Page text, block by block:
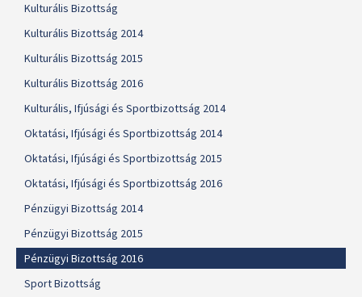
Kulturális Bizottság
Kulturális Bizottság 2014
Kulturális Bizottság 2015
Kulturális Bizottság 2016
Kulturális, Ifjúsági és Sportbizottság 2014
Oktatási, Ifjúsági és Sportbizottság 2014
Oktatási, Ifjúsági és Sportbizottság 2015
Oktatási, Ifjúsági és Sportbizottság 2016
Pénzügyi Bizottság 2014
Pénzügyi Bizottság 2015
Pénzügyi Bizottság 2016
Sport Bizottság